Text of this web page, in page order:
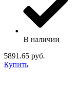
В наличии
5891.65 руб.
Купить